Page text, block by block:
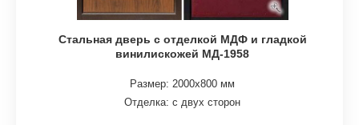
Стальная дверь с отделкой МДФ и гладкой
винилискожей МД-1958
Размер: 2000х800 мм
Отделка: с двух сторон